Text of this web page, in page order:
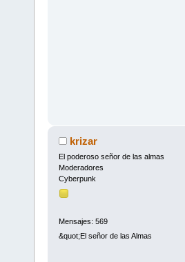
krizar
El poderoso señor de las almas
Moderadores
Cyberpunk
Mensajes: 569
&quot;El señor de las Almas